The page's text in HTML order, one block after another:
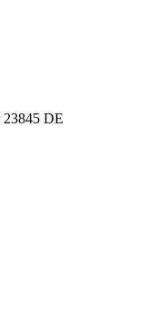
23845 DE